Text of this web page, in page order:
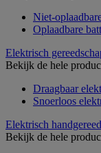
Niet-
Oplaadbare
Elektrisch
Bekijk de hele
Draagbaar
Snoerloos
Elektrisch
Bekijk de hele